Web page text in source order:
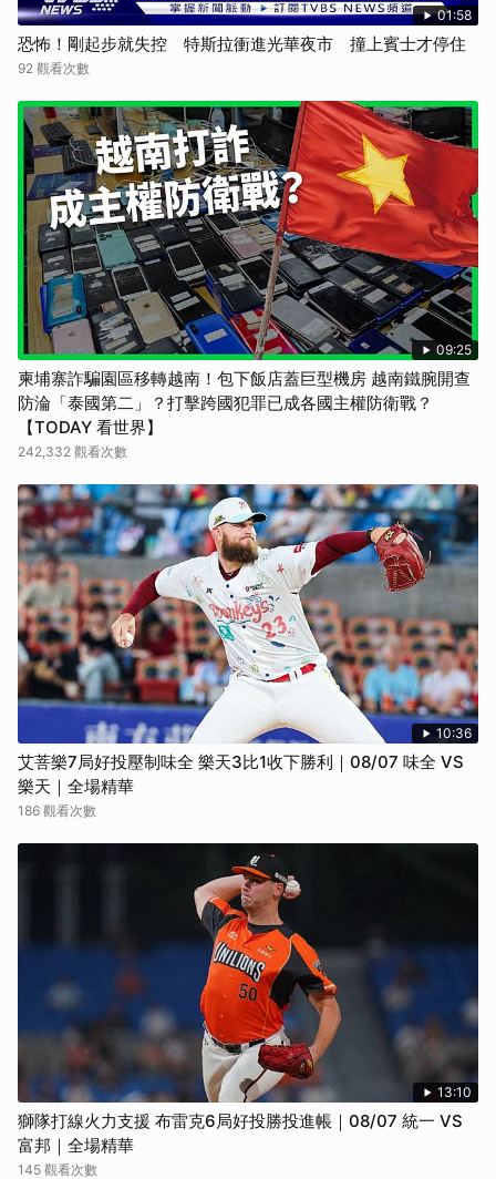
01:58
恐怖！剛起步就失控 特斯拉衝進光華夜市 撞上賓士才停住
92 觀看次數
09:25
柬埔寨詐騙園區移轉越南！包下飯店蓋巨型機房 越南鐵腕開查
防淪「泰國第二」？打擊跨國犯罪已成各國主權防衛戰？
【TODAY 看世界】
242,332 觀看次數
10:36
艾菩樂7局好投壓制味全 樂天3比1收下勝利｜08/07 味全 VS
樂天｜全場精華
186 觀看次數
13:10
獅隊打線火力支援 布雷克6局好投勝投進帳｜08/07 統一 VS
富邦｜全場精華
145 觀看次數